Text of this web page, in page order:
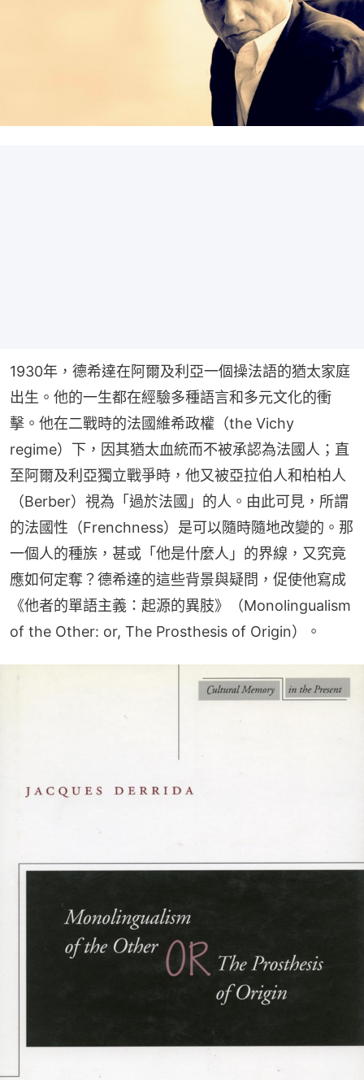
1930年，德希達在阿爾及利亞一個操法語的猶太家庭
出生。他的一生都在經驗多種語言和多元文化的衝
擊。他在二戰時的法國維希政權（the Vichy
regime）下，因其猶太血統而不被承認為法國人；直
至阿爾及利亞獨立戰爭時，他又被亞拉伯人和柏柏人
（Berber）視為「過於法國」的人。由此可見，所謂
的法國性（Frenchness）是可以隨時隨地改變的。那
一個人的種族，甚或「他是什麼人」的界線，又究竟
應如何定奪？德希達的這些背景與疑問，促使他寫成
《他者的單語主義：起源的異肢》（Monolingualism
of the Other: or, The Prosthesis of Origin）。